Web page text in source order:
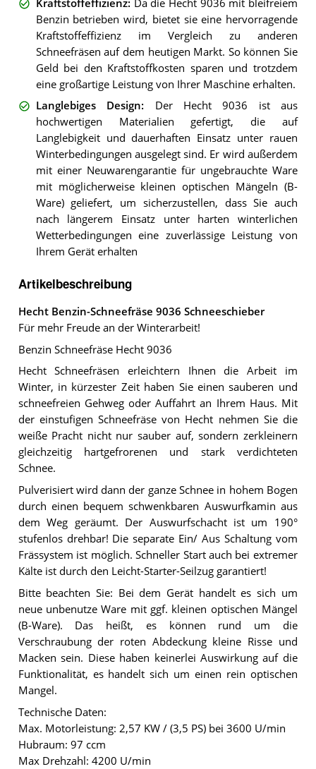
Kraftstoffeffizienz: Da die Hecht 9036 mit bleifreiem
Benzin betrieben wird, bietet sie eine hervorragende
Kraftstoffeffizienz im Vergleich zu anderen
Schneefräsen auf dem heutigen Markt. So können Sie
Geld bei den Kraftstoffkosten sparen und trotzdem
eine großartige Leistung von Ihrer Maschine erhalten.
Langlebiges Design: Der Hecht 9036 ist aus
hochwertigen Materialien gefertigt, die auf
Langlebigkeit und dauerhaften Einsatz unter rauen
Winterbedingungen ausgelegt sind. Er wird außerdem
mit einer Neuwarengarantie für ungebrauchte Ware
mit möglicherweise kleinen optischen Mängeln (B-
Ware) geliefert, um sicherzustellen, dass Sie auch
nach längerem Einsatz unter harten winterlichen
Wetterbedingungen eine zuverlässige Leistung von
Ihrem Gerät erhalten
Artikelbeschreibung
Hecht Benzin-Schneefräse 9036 Schneeschieber
Für mehr Freude an der Winterarbeit!
Benzin Schneefräse Hecht 9036
Hecht Schneefräsen erleichtern Ihnen die Arbeit im
Winter, in kürzester Zeit haben Sie einen sauberen und
schneefreien Gehweg oder Auffahrt an Ihrem Haus. Mit
der einstufigen Schneefräse von Hecht nehmen Sie die
weiße Pracht nicht nur sauber auf, sondern zerkleinern
gleichzeitig hartgefrorenen und stark verdichteten
Schnee.
Pulverisiert wird dann der ganze Schnee in hohem Bogen
durch einen bequem schwenkbaren Auswurfkamin aus
dem Weg geräumt. Der Auswurfschacht ist um 190°
stufenlos drehbar! Die separate Ein/ Aus Schaltung vom
Frässystem ist möglich. Schneller Start auch bei extremer
Kälte ist durch den Leicht-Starter-Seilzug garantiert!
Bitte beachten Sie: Bei dem Gerät handelt es sich um
neue unbenutze Ware mit ggf. kleinen optischen Mängel
(B-Ware). Das heißt, es können rund um die
Verschraubung der roten Abdeckung kleine Risse und
Macken sein. Diese haben keinerlei Auswirkung auf die
Funktionalität, es handelt sich um einen rein optischen
Mangel.
Technische Daten:
Max. Motorleistung: 2,57 KW / (3,5 PS) bei 3600 U/min
Hubraum: 97 ccm
Max Drehzahl: 4200 U/min